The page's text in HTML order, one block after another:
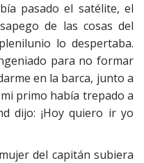
pasado el satélite, el
de las cosas del
lo despertaba.
para no formar
en la barca, junto a
primo había trepado a
dijo: ¡Hoy quiero ir yo
del capitán subiera